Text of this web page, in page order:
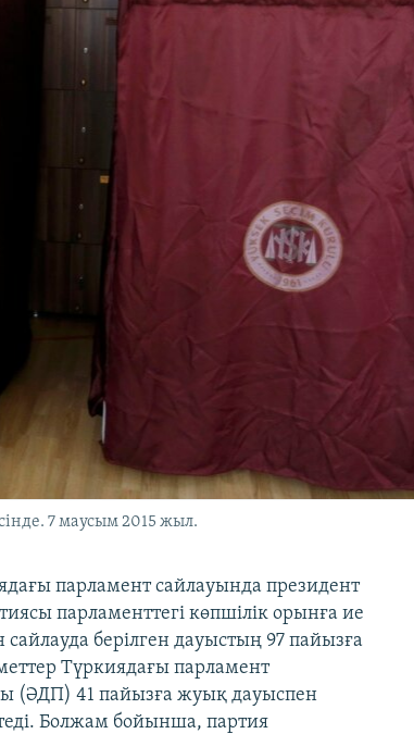
7 маусым 2015 жыл.
парламент сайлауында президент
парламенттегі көпшілік орынға ие
берілген дауыстың 97 пайызға
Түркиядағы парламент
(ӘДП) 41 пайызға жуық дауыспен
Болжам бойынша, партия